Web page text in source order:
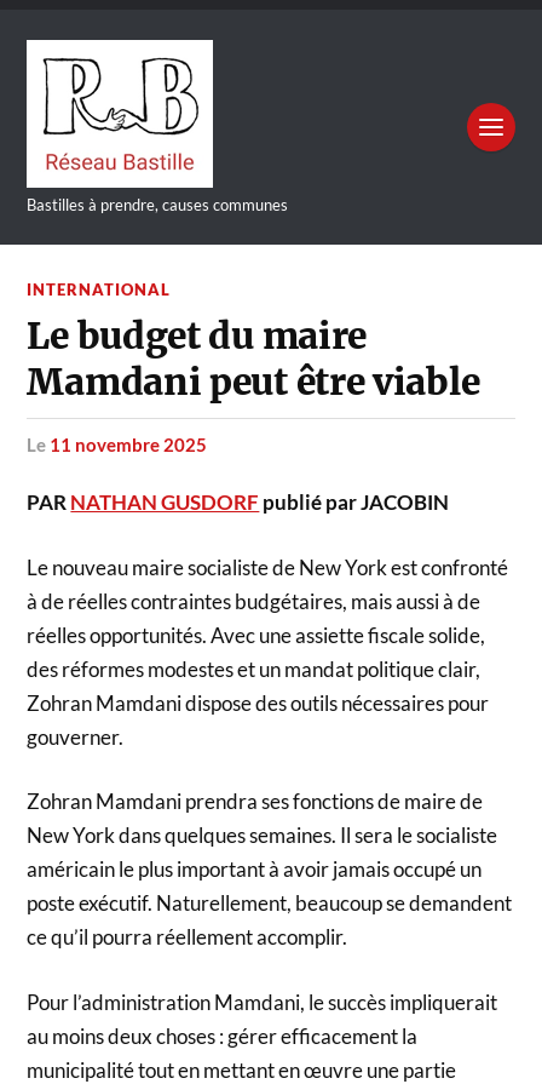
Bastilles à prendre, causes communes
INTERNATIONAL
Le budget du maire
Mamdani peut être viable
le 11 novembre 2025
PARNATHAN GUSDORF publié par JACOBIN
Le nouveau maire socialiste de New York est confronté
à de réelles contraintes budgétaires, mais aussi à de
réelles opportunités. Avec une assiette fiscale solide,
des réformes modestes et un mandat politique clair,
Zohran Mamdani dispose des outils nécessaires pour
gouverner.
Zohran Mamdani prendra ses fonctions de maire de
New York dans quelques semaines. Il sera le socialiste
américain le plus important à avoir jamais occupé un
poste exécutif. Naturellement, beaucoup se demandent
ce qu’il pourra réellement accomplir.
Pour l’administration Mamdani, le succès impliquerait
au moins deux choses : gérer efficacement la
municipalité tout en mettant en œuvre une partie